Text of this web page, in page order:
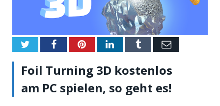
TwitterFacebookPinterestLinkedInTumblrEmail
Foil Turning 3D kostenlos
am PC spielen, so geht es!